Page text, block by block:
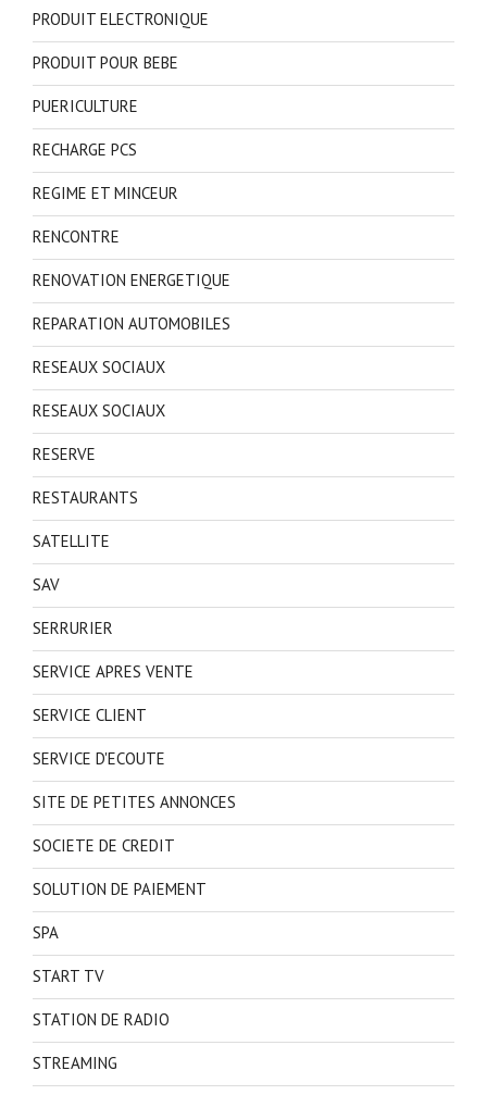
PRODUIT ELECTRONIQUE
PRODUIT POUR BEBE
PUERICULTURE
RECHARGE PCS
REGIME ET MINCEUR
RENCONTRE
RENOVATION ENERGETIQUE
REPARATION AUTOMOBILES
RESEAUX SOCIAUX
RESEAUX SOCIAUX
RESERVE
RESTAURANTS
SATELLITE
SAV
SERRURIER
SERVICE APRES VENTE
SERVICE CLIENT
SERVICE D'ECOUTE
SITE DE PETITES ANNONCES
SOCIETE DE CREDIT
SOLUTION DE PAIEMENT
SPA
START TV
STATION DE RADIO
STREAMING